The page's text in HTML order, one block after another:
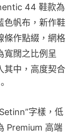
44 鞋款為
色帆布，新作鞋
條作點綴，網格
寬闊之比例呈
其中，高度契合
字樣，低
Premium 高端